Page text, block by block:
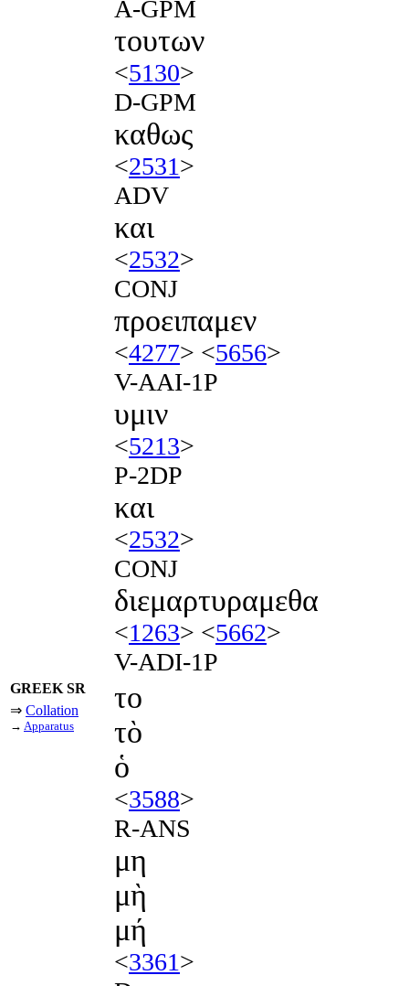
A-GPM
τουτων
<5130>
D-GPM
καθως
<2531>
ADV
και
<2532>
CONJ
προειπαμεν
<4277> <5656>
V-AAI-1P
υμιν
<5213>
P-2DP
και
<2532>
CONJ
διεμαρτυραμεθα
<1263> <5662>
V-ADI-1P
GREEK SR
⇒ Collation
→ Apparatus
το
τὸ
ὁ
<3588>
R-ANS
μη
μὴ
μή
<3361>